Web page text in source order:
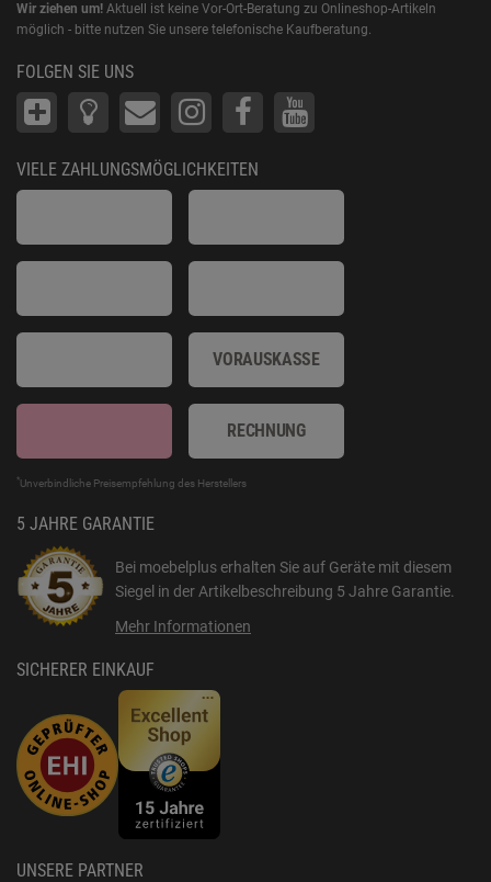
Wir ziehen um! Aktuell ist keine Vor-Ort-Beratung zu Onlineshop-Artikeln
möglich - bitte nutzen Sie unsere telefonische Kaufberatung.
FOLGEN SIE UNS
VIELE ZAHLUNGSMÖGLICHKEITEN
VORAUSKASSE
RECHNUNG
*Unverbindliche Preisempfehlung des Herstellers
5 JAHRE GARANTIE
Bei moebelplus erhalten Sie auf Geräte mit diesem
Siegel in der Artikelbeschreibung 5 Jahre Garantie.
Mehr Informationen
SICHERER EINKAUF
UNSERE PARTNER